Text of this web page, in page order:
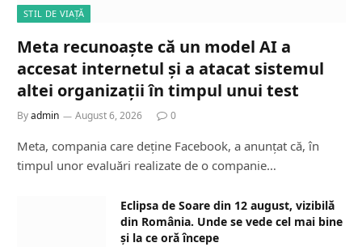
STIL DE VIAȚĂ
Meta recunoaște că un model AI a
accesat internetul și a atacat sistemul
altei organizații în timpul unui test
Byadmin August 6, 2026 0
Meta, compania care deține Facebook, a anunțat că, în
timpul unor evaluări realizate de o companie…
Eclipsa de Soare din 12 august, vizibilă
din România. Unde se vede cel mai bine
și la ce oră începe